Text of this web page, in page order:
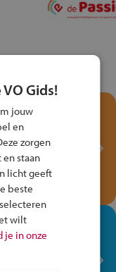
met het
Verkeersspel
fiets!
je op je
Gids!
jouw
en
zorgen
staan
licht geeft
beste
wilt
je in onze